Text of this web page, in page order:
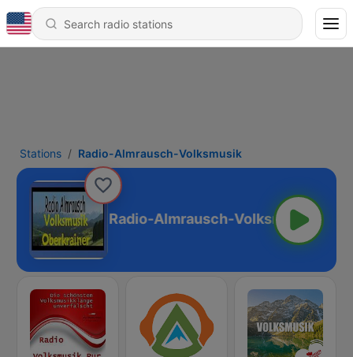
Stations Radio-Almrausch-Volksmusik
Radio-Almrausch-Volksmusik